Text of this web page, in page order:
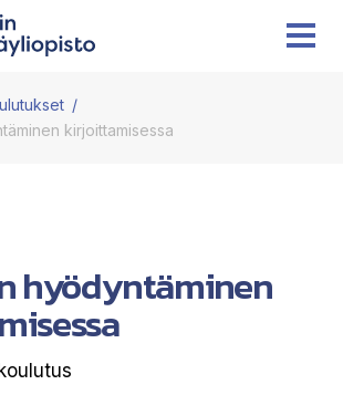
kirjoittamisessa
hyödyntäminen